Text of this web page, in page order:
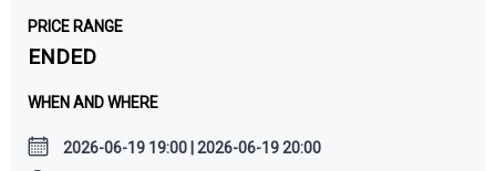
PRICE RANGE
ENDED
WHEN AND WHERE
2026-06-19 19:00 | 2026-06-19 20:00